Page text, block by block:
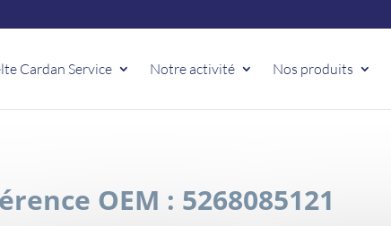
Cardan Service Notre activité Nos produits
OEM : 5268085121